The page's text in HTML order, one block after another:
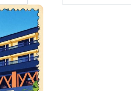
畢業旅行日本包車
獎勵旅遊日本包車